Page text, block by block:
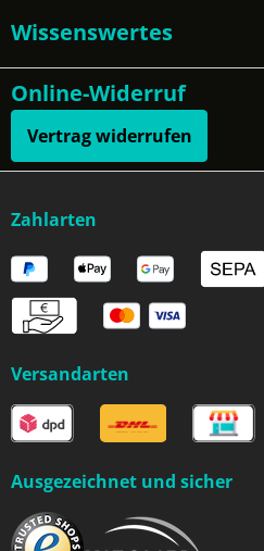
Wissenswertes
Online-Widerruf
Vertrag widerrufen
Zahlarten
Versandarten
Ausgezeichnet und sicher